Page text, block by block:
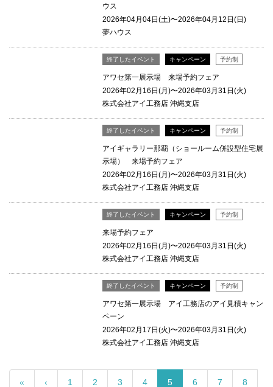
ウス
2026年04月04日(土)〜2026年04月12日(日)
夢ハウス
終了したイベント キャンペーン 予約制
アワセ第一展示場 来場予約フェア
2026年02月16日(月)〜2026年03月31日(火)
株式会社アイ工務店 沖縄支店
終了したイベント キャンペーン 予約制
アイギャラリー那覇（ショールーム併設型住宅展
示場） 来場予約フェア
2026年02月16日(月)〜2026年03月31日(火)
株式会社アイ工務店 沖縄支店
終了したイベント キャンペーン 予約制
来場予約フェア
2026年02月16日(月)〜2026年03月31日(火)
株式会社アイ工務店 沖縄支店
終了したイベント キャンペーン 予約制
アワセ第一展示場 アイ工務店のアイ見積キャン
ペーン
2026年02月17日(火)〜2026年03月31日(火)
株式会社アイ工務店 沖縄支店
« ‹ 1 2 3 4 5 6 7 8